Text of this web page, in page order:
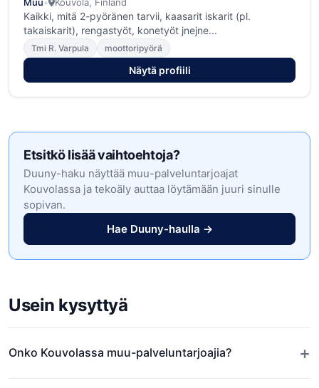
Kaikki, mitä 2-pyöränen tarvii, kaasarit iskarit (pl.
takaiskarit), rengastyöt, konetyöt jnejne...
Tmi R. Varpula moottoripyörä
Näytä profiili
Etsitkö lisää vaihtoehtoja?
Duuny-haku näyttää muu-palveluntarjoajat
Kouvolassa ja tekoäly auttaa löytämään juuri sinulle
sopivan.
Hae Duuny-haulla →
Usein kysyttyä
Onko Kouvolassa muu-palveluntarjoajia? +